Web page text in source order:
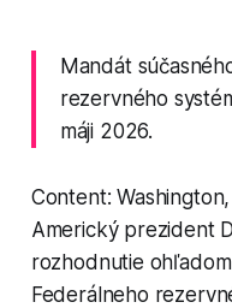
Mandát
rezervného
máji 2026.
Content:
Americký prezident
rozhodnutie
Federálneho